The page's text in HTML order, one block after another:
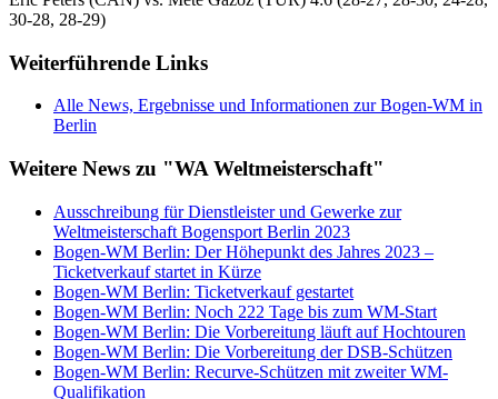
30-28, 28-29)
Weiterführende Links
Alle News, Ergebnisse und Informationen zur Bogen-WM in
Berlin
Weitere News zu "WA Weltmeisterschaft"
Ausschreibung für Dienstleister und Gewerke zur
Weltmeisterschaft Bogensport Berlin 2023
Bogen-WM Berlin: Der Höhepunkt des Jahres 2023 –
Ticketverkauf startet in Kürze
Bogen-WM Berlin: Ticketverkauf gestartet
Bogen-WM Berlin: Noch 222 Tage bis zum WM-Start
Bogen-WM Berlin: Die Vorbereitung läuft auf Hochtouren
Bogen-WM Berlin: Die Vorbereitung der DSB-Schützen
Bogen-WM Berlin: Recurve-Schützen mit zweiter WM-
Qualifikation